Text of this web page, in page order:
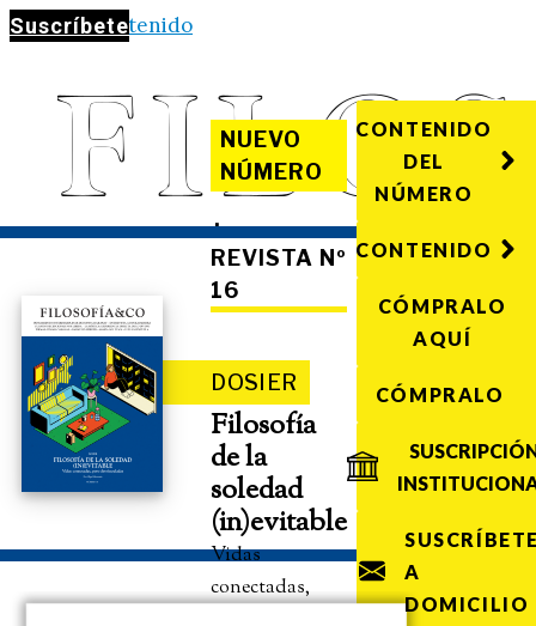
Suscríbete
Saltar al contenido
NUEVO
NÚMERO
·
REVISTA Nº
16
DOSIER
Filosofía
de la
soledad
(in)evitable
Vidas
conectadas,
CONTENIDO
DEL
NÚMERO
CONTENIDO
CÓMPRALO
AQUÍ
CÓMPRALO
A
DOMICILIO